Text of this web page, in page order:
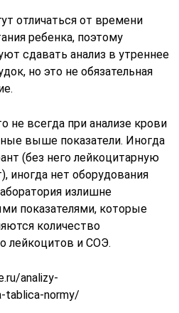
отличаться от времени
ребенка, поэтому
сдавать анализ в утреннее
но это не обязательная
не всегда при анализе крови
выше показатели. Иногда
(без него лейкоцитарную
иногда нет оборудования
излишне
показателями, которые
количество
лейкоцитов и СОЭ.
analizy-
tablica-normy/